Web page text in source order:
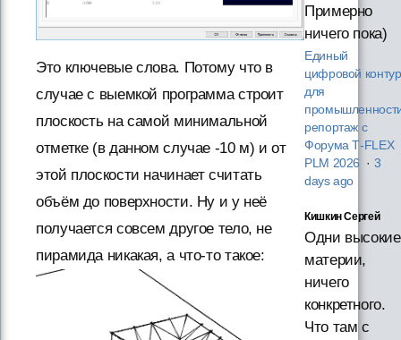
Это ключевые слова. Потому что в
случае с выемкой программа строит
плоскость на самой минимальной
отметке (в данном случае -10 м) и от
этой плоскости начинает считать
объём до поверхности. Ну и у неё
получается совсем другое тело, не
пирамида никакая, а что-то такое:
Примерно
ничего пока)
Единый
цифровой контур
для
репортаж с
Форума T‑FLEX
PLM 2026 · 3
days ago
Кишкин Сергей
Одни высокие
материи,
ничего
конкретного.
Что там с